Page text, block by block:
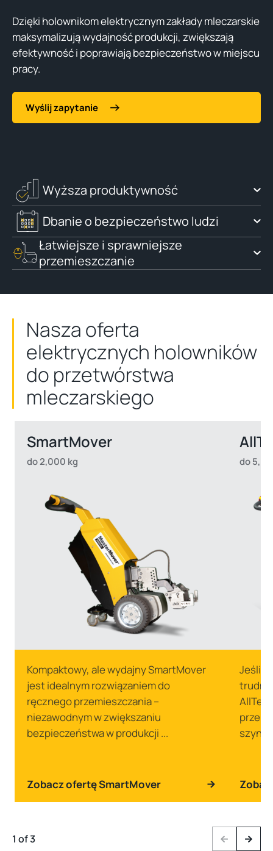
Dzięki holownikom elektrycznym zakłady mleczarskie
maksymalizują wydajność produkcji, zwiększają
efektywność i poprawiają bezpieczeństwo w miejscu
pracy.
Wyślij zapytanie
Wyższa produktywność
Dbanie o bezpieczeństwo ludzi
Łatwiejsze i sprawniejsze
przemieszczanie
Nasza oferta
elektrycznych holowników
do przetwórstwa
mleczarskiego
SmartMover
do 2,000 kg
Kompaktowy, ale wydajny SmartMover
jest idealnym rozwiązaniem do
ręcznego przemieszczania –
niezawodnym w zwiększaniu
bezpieczeństwa w produkcji ...
Zobacz ofertę SmartMover
do
Jeśli
1 of 3 PreviousNext